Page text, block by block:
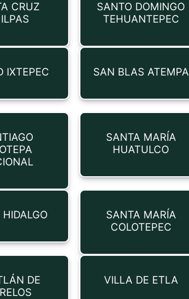
CRUZ
SANTO DOMINGO
TEHUANTEPEC
IXTEPEC SAN BLAS ATEMPA
SANTA MARÍA
HUATULCO
SANTA MARÍA
COLOTEPEC
DE
VILLA DE ETLA